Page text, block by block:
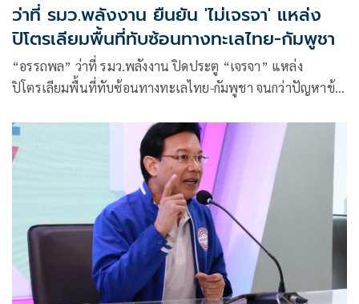
ว่าที่ รมว.พลังงาน ยืนยัน 'ไม่เจรจา' แหล่ง
ปิโตรเลียมพื้นที่ทับซ้อนทางทะเลไทย-กัมพูชา
“อรรถพล” ว่าที่ รมว.พลังงาน ปิดประตู “เจรจา” แหล่ง
ปิโตรเลียมพื้นที่ทับซ้อนทางทะเลไทย-กัมพูชา จนกว่าปัญหาข้อ
ได้